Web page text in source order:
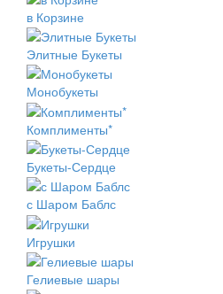
в Корзине
Элитные Букеты
Монобукеты
Комплименты*
Букеты-Сердце
с Шаром Баблс
Игрушки
Гелиевые шары